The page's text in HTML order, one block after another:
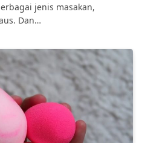
jenis masakan,
Dan…